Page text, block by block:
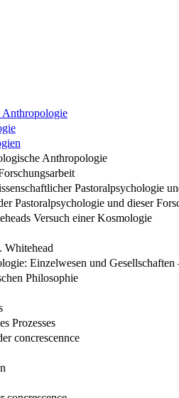
Anthropologie
Anthropologie
Pastoralpsychologie
Pastoralpsychologie und dieser
Versuch einer Kosmologie
Whitehead
Einzelwesen und Gesellschaften
Philosophie
Prozesses
concrescennce